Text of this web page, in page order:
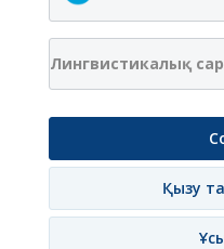
Лингвистикалық
Қызу